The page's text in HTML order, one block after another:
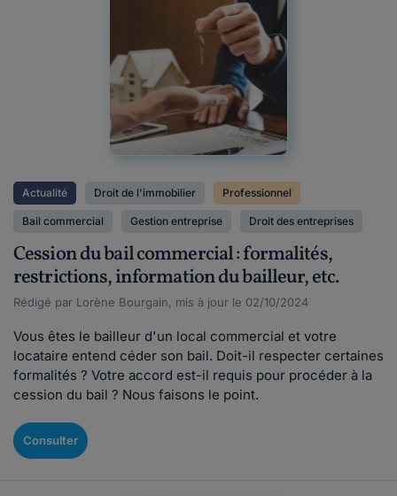
Actualité Droit de l'immobilier Professionnel
Bail commercial Gestion entreprise Droit des entreprises
Cession du bail commercial : formalités,
restrictions, information du bailleur, etc.
Rédigé par Lorène Bourgain, mis à jour le 02/10/2024
Vous êtes le bailleur d'un local commercial et votre
locataire entend céder son bail. Doit-il respecter certaines
formalités ? Votre accord est-il requis pour procéder à la
cession du bail ? Nous faisons le point.
Consulter